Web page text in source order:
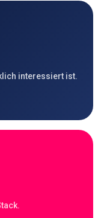
interessiert ist.